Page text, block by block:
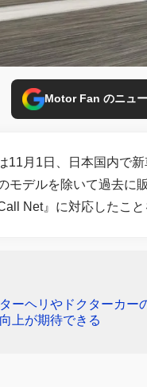
Motor Fan のニュ
11月1日、日本国内で
モデルを除いて過去に
Net』に対応したこと
ーヘリやドクターカー
上が期待できる